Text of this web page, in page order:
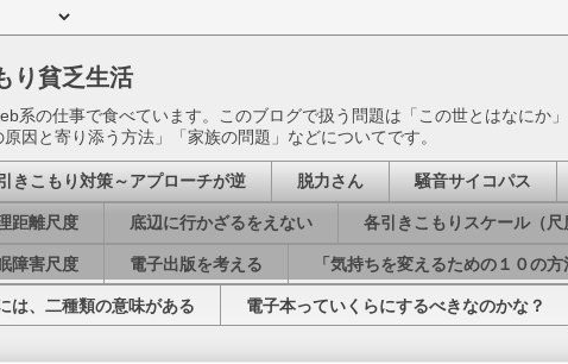
り貧乏生活
系の仕事で食べています。このブログで扱う問題は「この世とはなにか
因と寄り添う方法」「家族の問題」などについてです。
きこもり対策～アプローチが逆 脱力さん 騒音サイコパス
距離尺度 底辺に行かざるをえない 各引きこもりスケール（尺
障害尺度 電子出版を考える 「気持ちを変えるための１０の
は、二種類の意味がある 電子本っていくらにするべきなのかな？